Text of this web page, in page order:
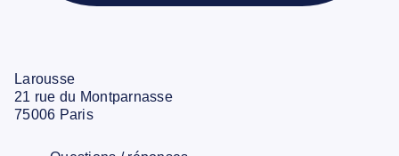
Larousse
21 rue du Montparnasse
75006 Paris